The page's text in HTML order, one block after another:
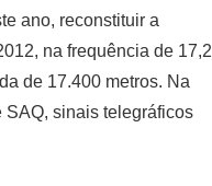
ano, reconstituir a
na frequência de 17,2
de 17.400 metros. Na
SAQ, sinais telegráficos